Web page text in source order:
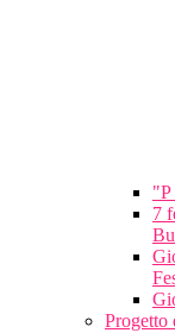
7
Progetto